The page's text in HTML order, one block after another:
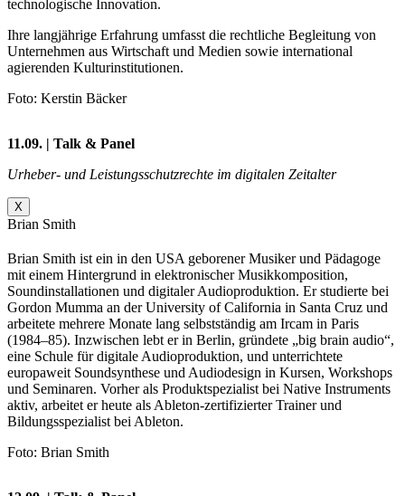
technologische Innovation.
Ihre langjährige Erfahrung umfasst die rechtliche Begleitung von
Unternehmen aus Wirtschaft und Medien sowie international
agierenden Kulturinstitutionen.
Foto: Kerstin Bäcker
11.09. | Talk & Panel
Urheber- und Leistungsschutzrechte im digitalen Zeitalter
X
Brian Smith
Brian Smith ist ein in den USA geborener Musiker und Pädagoge
mit einem Hintergrund in elektronischer Musikkomposition,
Soundinstallationen und digitaler Audioproduktion. Er studierte bei
Gordon Mumma an der University of California in Santa Cruz und
arbeitete mehrere Monate lang selbstständig am Ircam in Paris
(1984–85). Inzwischen lebt er in Berlin, gründete „big brain audio“,
eine Schule für digitale Audioproduktion, und unterrichtete
europaweit Soundsynthese und Audiodesign in Kursen, Workshops
und Seminaren. Vorher als Produktspezialist bei Native Instruments
aktiv, arbeitet er heute als Ableton-zertifizierter Trainer und
Bildungsspezialist bei Ableton.
Foto: Brian Smith